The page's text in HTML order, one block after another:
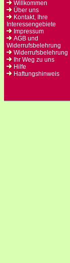
Willkommen
Über uns
Kontakt, Ihre
Interessengebiete
Impressum
AGB und
Widerrufsbelehrung
Widerrufsbelehrung
Ihr Weg zu uns
Hilfe
Haftungshinweis